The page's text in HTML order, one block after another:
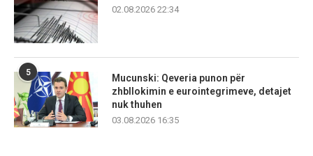
02.08.2026 22:34
5
Mucunski: Qeveria punon për
zhbllokimin e eurointegrimeve, detajet
nuk thuhen
03.08.2026 16:35